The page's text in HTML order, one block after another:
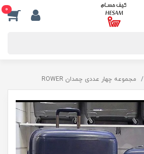
0
مجموعه چهار عددی چمدان ROWER